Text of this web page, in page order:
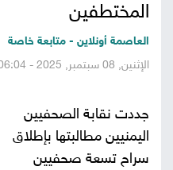
المختطفين
العاصمة أونلاين - متابعة خاصة
الإثنين, 08 سبتمبر, 2025 - 06:04 مساءً
جددت نقابة الصحفيين
اليمنيين مطالبتها بإطلاق
سراح تسعة صحفيين